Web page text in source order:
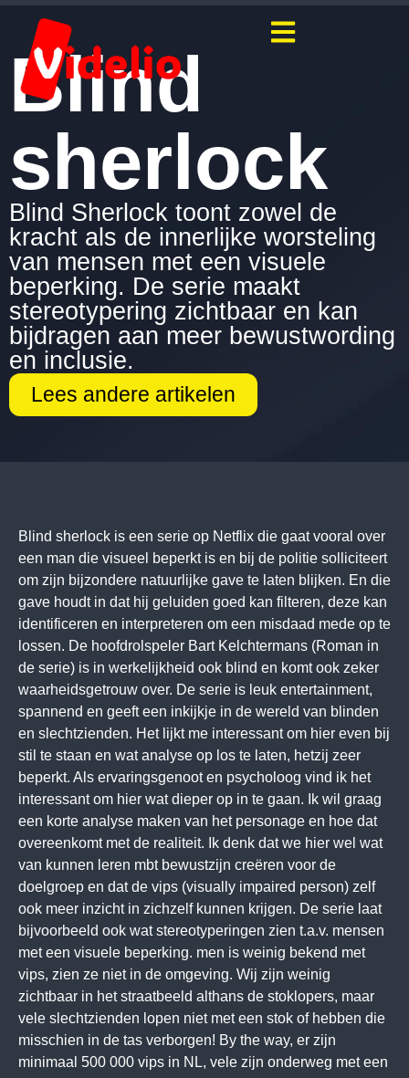
Blind
sherlock
Blind Sherlock toont zowel de
kracht als de innerlijke worsteling
van mensen met een visuele
beperking. De serie maakt
stereotypering zichtbaar en kan
bijdragen aan meer bewustwording
en inclusie.
Lees andere artikelen
Blind sherlock is een serie op Netflix die gaat vooral over
een man die visueel beperkt is en bij de politie solliciteert
om zijn bijzondere natuurlijke gave te laten blijken. En die
gave houdt in dat hij geluiden goed kan filteren, deze kan
identificeren en interpreteren om een misdaad mede op te
lossen. De hoofdrolspeler Bart Kelchtermans (Roman in
de serie) is in werkelijkheid ook blind en komt ook zeker
waarheidsgetrouw over. De serie is leuk entertainment,
spannend en geeft een inkijkje in de wereld van blinden
en slechtzienden. Het lijkt me interessant om hier even bij
stil te staan en wat analyse op los te laten, hetzij zeer
beperkt. Als ervaringsgenoot en psycholoog vind ik het
interessant om hier wat dieper op in te gaan. Ik wil graag
een korte analyse maken van het personage en hoe dat
overeenkomt met de realiteit. Ik denk dat we hier wel wat
van kunnen leren mbt bewustzijn creëren voor de
doelgroep en dat de vips (visually impaired person) zelf
ook meer inzicht in zichzelf kunnen krijgen. De serie laat
bijvoorbeeld ook wat stereotyperingen zien t.a.v. mensen
met een visuele beperking. men is weinig bekend met
vips, zien ze niet in de omgeving. Wij zijn weinig
zichtbaar in het straatbeeld althans de stoklopers, maar
vele slechtzienden lopen niet met een stok of hebben die
misschien in de tas verborgen! By the way, er zijn
minimaal 500 000 vips in NL, vele zijn onderweg met een